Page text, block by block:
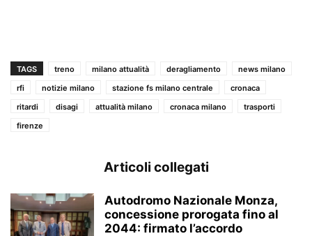
TAGS treno milano attualità deragliamento
news milano
rfi
notizie milano stazione fs milano centrale
cronaca
ritardi
disagi attualità milano cronaca milano
trasporti
firenze
Articoli collegati
Autodromo Nazionale Monza,
concessione prorogata fino al
2044: firmato l’accordo